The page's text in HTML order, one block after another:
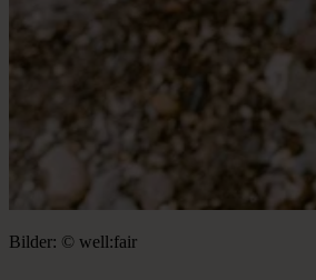
Bilder: © well:fair